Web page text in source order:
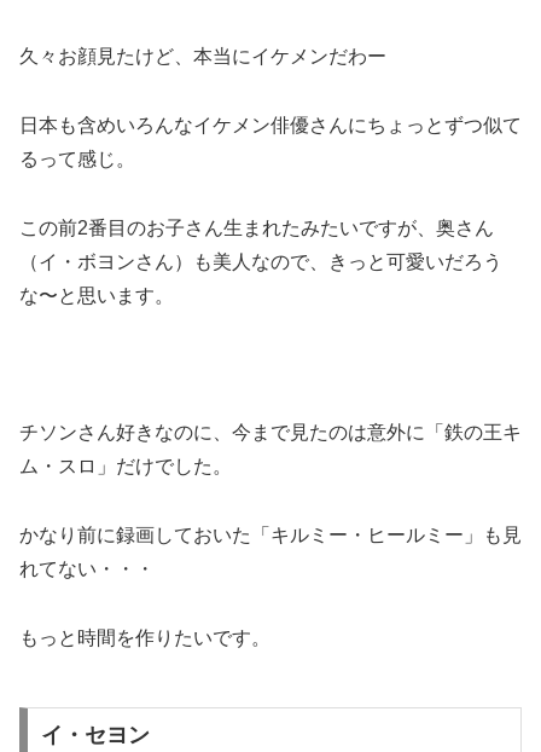
久々お顔見たけど、本当にイケメンだわー
日本も含めいろんなイケメン俳優さんにちょっとずつ似て
るって感じ。
この前2番目のお子さん生まれたみたいですが、奥さん
（イ・ボヨンさん）も美人なので、きっと可愛いだろう
な〜と思います。
チソンさん好きなのに、今まで見たのは意外に「鉄の王キ
ム・スロ」だけでした。
かなり前に録画しておいた「キルミー・ヒールミー」も見
れてない・・・
もっと時間を作りたいです。
イ・セヨン